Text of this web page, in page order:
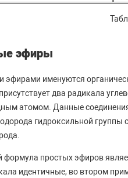
эфиры
эфирами именуются
два радикала
атомом. Данные
гидроксильной группы
формула простых эфиров
идентичные, во втором